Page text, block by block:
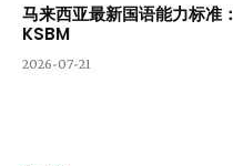
马来西亚最新国语能力标准：
KSBM
2026-07-21